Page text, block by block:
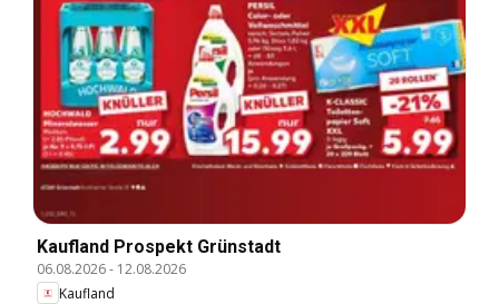
Kaufland Prospekt Grünstadt
06.08.2026- 12.08.2026
Kaufland